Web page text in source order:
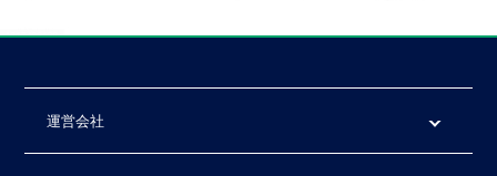
運営会社